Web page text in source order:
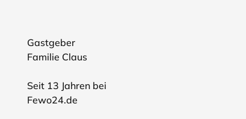
Gastgeber
Familie Claus
Seit 13 Jahren bei
Fewo24.de